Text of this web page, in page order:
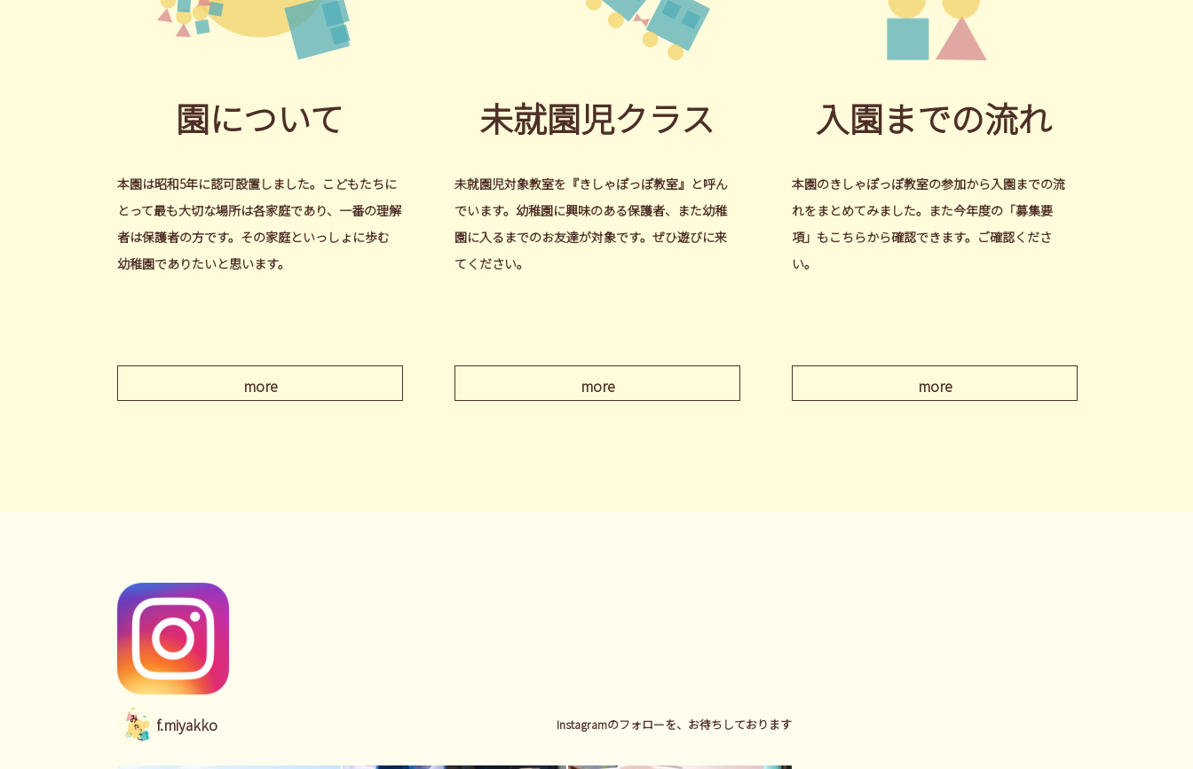
園について
本園は昭和5年に認可設置しました。こどもたちに
とって最も大切な場所は各家庭であり、一番の理解
者は保護者の方です。その家庭といっしょに歩む
幼稚園でありたいと思います。
more
未就園児クラス
未就園児対象教室を『きしゃぽっぽ教室』と呼ん
でいます。幼稚園に興味のある保護者、また幼稚
園に入るまでのお友達が対象です。ぜひ遊びに来
てください。
more
入園までの流れ
本園のきしゃぽっぽ教室の参加から入園までの流
れをまとめてみました。また今年度の「募集要
項」もこちらから確認できます。ご確認くださ
い。
more
f.miyakko Instagramのフォローを、お待ちしております